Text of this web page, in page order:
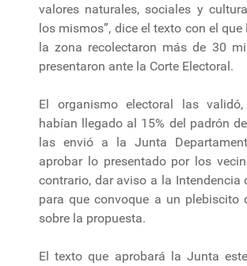
valores naturales, sociales y
los mismos”, dice el texto con el
la zona recolectaron más de 30
presentaron ante la Corte Electoral.
El organismo electoral las
habían llegado al 15% del padrón
las envió a la Junta
aprobar lo presentado por los
contrario, dar aviso a la Intendencia
para que convoque a un plebiscito
sobre la propuesta.
El texto que aprobará la Junta